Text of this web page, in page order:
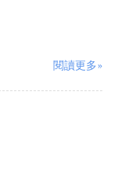
閱讀更多»